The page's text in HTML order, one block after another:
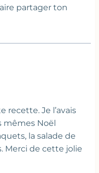
partager ton
recette. Je l’avais
mêmes Noël
la salade de
Merci de cette jolie